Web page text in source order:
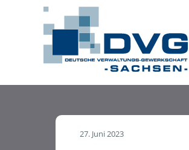
27. Juni 2023